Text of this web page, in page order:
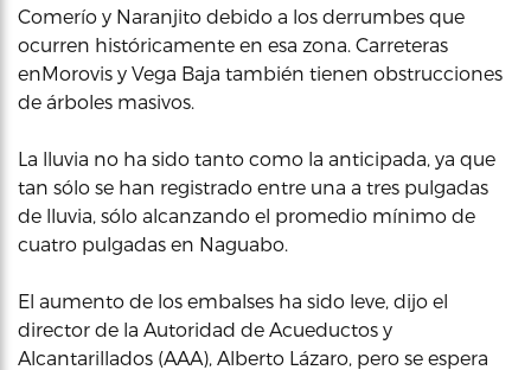
Comerío y Naranjito debido a los derrumbes que
ocurren históricamente en esa zona. Carreteras
enMorovis y Vega Baja también tienen obstrucciones
de árboles masivos.
La lluvia no ha sido tanto como la anticipada, ya que
tan sólo se han registrado entre una a tres pulgadas
de lluvia, sólo alcanzando el promedio mínimo de
cuatro pulgadas en Naguabo.
El aumento de los embalses ha sido leve, dijo el
director de la Autoridad de Acueductos y
Alcantarillados (AAA), Alberto Lázaro, pero se espera